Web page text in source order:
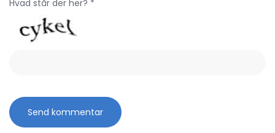
Hvad står der her? *